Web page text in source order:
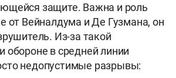
защите. Важна и роль
от Вейналдума и Де Гузмана, он
Из-за такой
обороне в средней линии
недопустимые разрывы: